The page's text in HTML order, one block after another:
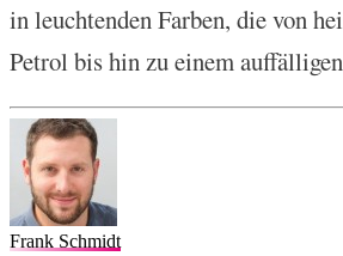
in leuchtenden Farben, die von
Petrol bis hin zu einem
Frank Schmidt